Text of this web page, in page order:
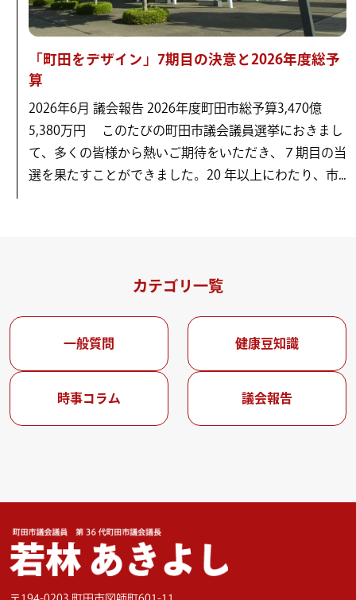
「町田をデザイン」7期目の決意と2026年度総予
算
2026年6月 議会報告 2026年度町田市総予算3,470億
5,380万円 このたびの町田市議会議員選挙におきまし
て、多くの皆様から熱いご期待をいただき、７期目の当
選を果たすことができました。20 年以上にわたり、市...
カテゴリ一覧
一般質問 健康豆知識
時事コラム 議会報告